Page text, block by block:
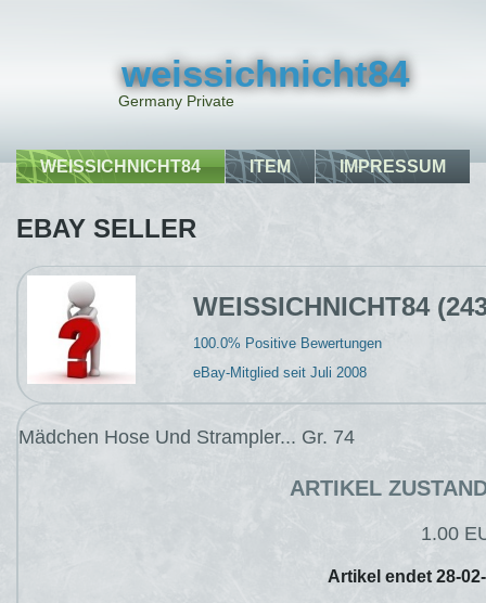
weissichnicht84
Germany Private
WEISSICHNICHT84 ITEM IMPRESSUM
EBAY SELLER
WEISSICHNICHT84
100.0% Positive Bewertungen
eBay-Mitglied seit Juli 2008
Mädchen Hose Und Strampler... Gr. 74
ARTIKEL
1.00
Artikel endet 28-